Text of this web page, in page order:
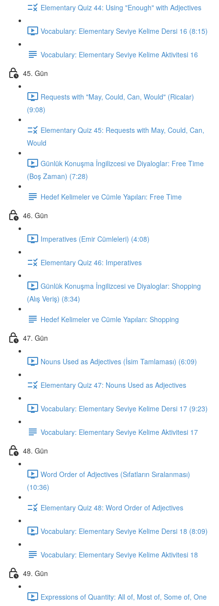
Elementary Quiz 44: Using "Enough" with Adjectives
Vocabulary: Elementary Seviye Kelime Dersi 16 (8:15)
Vocabulary: Elementary Seviye Kelime Aktivitesi 16
45. Gün
Requests with "May, Could, Can, Would" (Ricalar)
(9:08)
Elementary Quiz 45: Requests with May, Could, Can,
Would
Günlük Konuşma İngilizcesi ve Diyaloglar: Free Time
(Boş Zaman) (7:28)
Hedef Kelimeler ve Cümle Yapıları: Free Time
46. Gün
Imperatives (Emir Cümleleri) (4:08)
Elementary Quiz 46: Imperatives
Günlük Konuşma İngilizcesi ve Diyaloglar: Shopping
(Alış Veriş) (8:34)
Hedef Kelimeler ve Cümle Yapıları: Shopping
47. Gün
Nouns Used as Adjectives (İsim Tamlaması) (6:09)
Elementary Quiz 47: Nouns Used as Adjectives
Vocabulary: Elementary Seviye Kelime Dersi 17 (9:23)
Vocabulary: Elementary Seviye Kelime Aktivitesi 17
48. Gün
Word Order of Adjectives (Sıfatların Sıralanması)
(10:36)
Elementary Quiz 48: Word Order of Adjectives
Vocabulary: Elementary Seviye Kelime Dersi 18 (8:09)
Vocabulary: Elementary Seviye Kelime Aktivitesi 18
49. Gün
Expressions of Quantity: All of, Most of, Some of, One